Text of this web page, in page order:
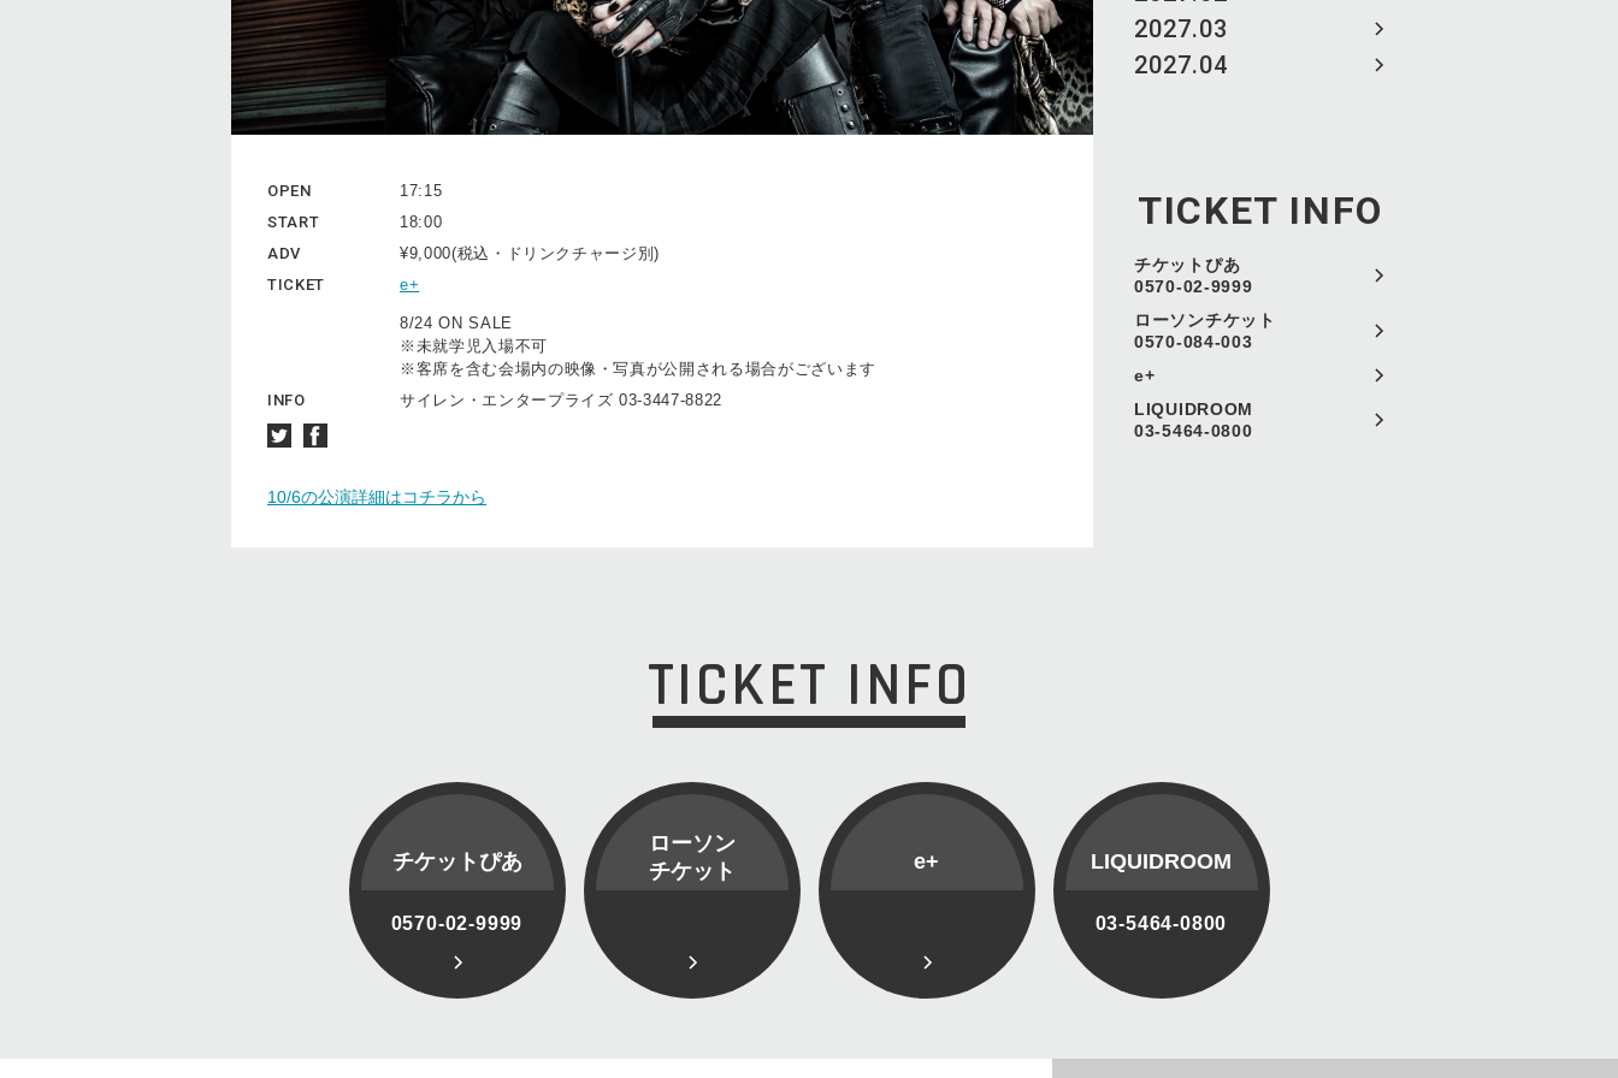
2027.03
2027.04
TICKET INFO
チケットぴあ
0570-02-9999
ローソンチケット
0570-084-003
e+
LIQUIDROOM
03-5464-0800
OPEN
17:15
START
18:00
ADV
¥9,000(税込・ドリンクチャージ別)
TICKET
e+
8/24 ON SALE
※未就学児入場不可
※客席を含む会場内の映像・写真が公開される場合がございます
INFO
サイレン・エンタープライズ 03-3447-8822
10/6の公演詳細はコチラから
TICKET INFO
チケットぴあ
0570-02-9999
ローソン
チケット
e+ LIQUIDROOM
03-5464-0800